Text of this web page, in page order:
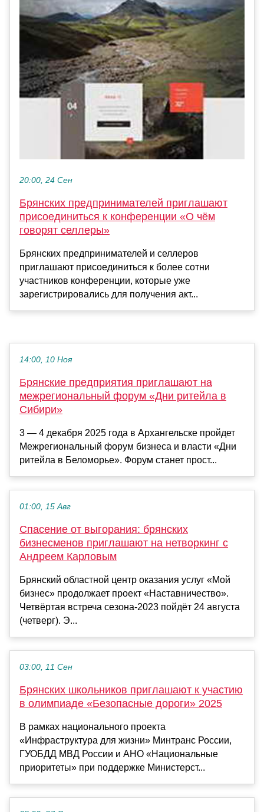
20:00, 24 Сен
Брянских предпринимателей приглашают
присоединиться к конференции «О чём
говорят селлеры»
Брянских предпринимателей и селлеров
приглашают присоединиться к более сотни
участников конференции, которые уже
зарегистрировались для получения акт...
14:00, 10 Ноя
Брянские предприятия приглашают на
межрегиональный форум «Дни ритейла в
Сибири»
3 — 4 декабря 2025 года в Архангельске пройдет
Межрегиональный форум бизнеса и власти «Дни
ритейла в Беломорье». Форум станет прост...
01:00, 15 Авг
Спасение от выгорания: брянских
бизнесменов приглашают на нетворкинг с
Андреем Карловым
Брянский областной центр оказания услуг «Мой
бизнес» продолжает проект «Наставничество».
Четвёртая встреча сезона-2023 пойдёт 24 августа
(четверг). Э...
03:00, 11 Сен
Брянских школьников приглашают к участию
в олимпиаде «Безопасные дороги» 2025
В рамках национального проекта
«Инфраструктура для жизни» Минтранс России,
ГУОБДД МВД России и АНО «Национальные
приоритеты» при поддержке Министерст...